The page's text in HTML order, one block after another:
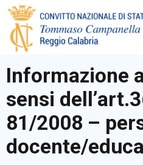
DOCUMENTAZIONE
PERSONALE
Informazione
sensi
81/2008 –
docente/